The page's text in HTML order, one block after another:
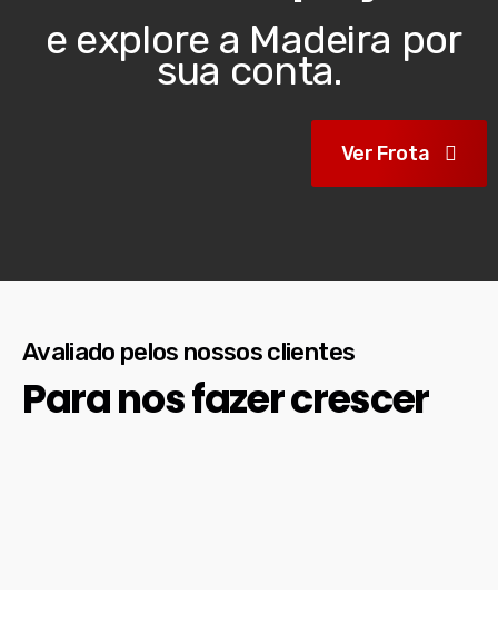
e explore a Madeira por
sua conta.
Ver Frota
Avaliado pelos nossos clientes
Para nos fazer crescer